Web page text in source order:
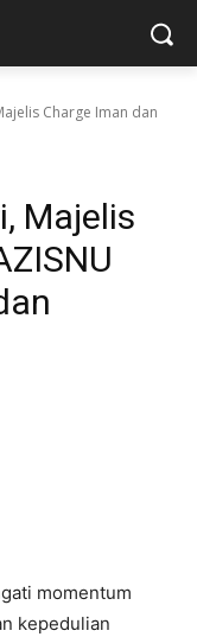
Charge Iman dan
Majelis
momentum
kepedulian